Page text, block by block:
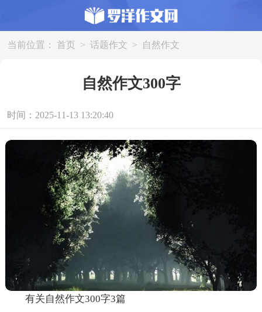
当前位置： 首页 > 话题作文 > 自然作文
自然作文300字
时间：2025-11-13 13:20:40
有关自然作文300字3篇